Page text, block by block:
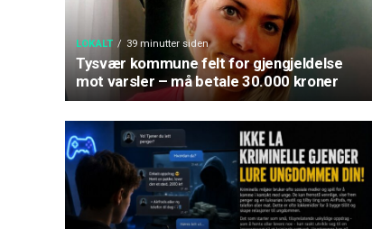
LOKALT 39 minutter siden
Tysvær kommune felt for gjengjeldelse
mot varsler – må betale 30.000 kroner